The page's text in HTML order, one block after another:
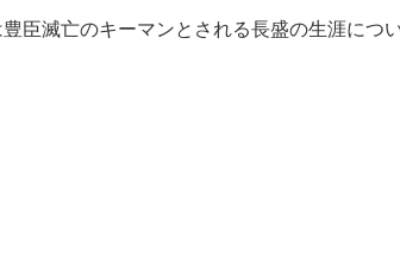
臣滅亡のキーマンとされる長盛の生涯につ